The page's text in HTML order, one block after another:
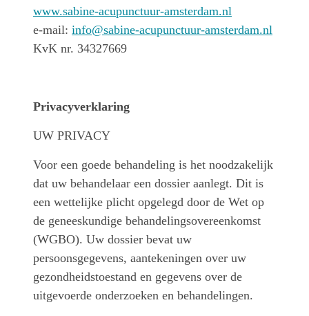
www.sabine-acupunctuur-amsterdam.nl
e-mail: info@sabine-acupunctuur-amsterdam.nl
KvK nr. 34327669
Privacyverklaring
UW PRIVACY
Voor een goede behandeling is het noodzakelijk
dat uw behandelaar een dossier aanlegt. Dit is
een wettelijke plicht opgelegd door de Wet op
de geneeskundige behandelingsovereenkomst
(WGBO). Uw dossier bevat uw
persoonsgegevens, aantekeningen over uw
gezondheidstoestand en gegevens over de
uitgevoerde onderzoeken en behandelingen.